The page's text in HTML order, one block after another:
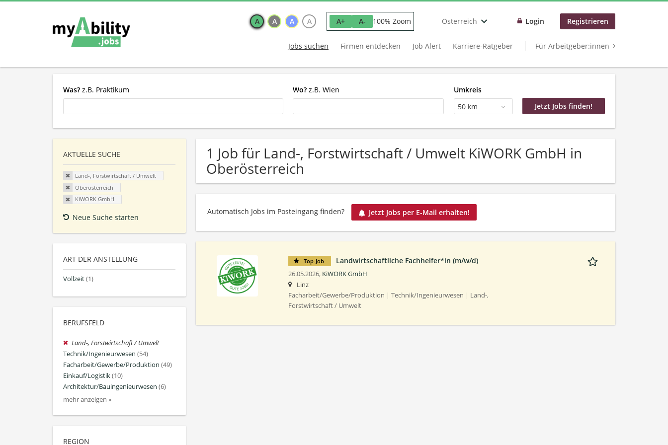
A A A A A+ A- 100% Zoom Österreich Login Registrieren
Jobs suchen Firmen entdecken Job Alert Karriere-Ratgeber Für Arbeitgeber:innen
Was? z.B. Praktikum Wo? z.B. Wien
Umkreis
50 km
AKTUELLE SUCHE
Land-, Forstwirtschaft / Umwelt
Oberösterreich
KiWORK GmbH
Neue Suche starten
ART DER ANSTELLUNG
Vollzeit(1)
BERUFSFELD
Land-, Forstwirtschaft / Umwelt
Technik/Ingenieurwesen (54)
Facharbeit/Gewerbe/Produktion (49)
Einkauf/Logistik(10)
Architektur/Bauingenieurwesen (6)
mehr anzeigen »
REGION
1 Job für Land-, Forstwirtschaft / Umwelt KiWORK GmbH in
Oberösterreich
Automatisch Jobs im Posteingang finden? Jetzt Jobs per E-Mail erhalten!
Top-Job Landwirt­schaftliche Fachhelfer*in (m/w/d)
26.05.2026, KiWORK GmbH
Linz
Facharbeit/Gewerbe/Produktion | Technik/Ingenieurwesen | Land-,
Forstwirtschaft / Umwelt